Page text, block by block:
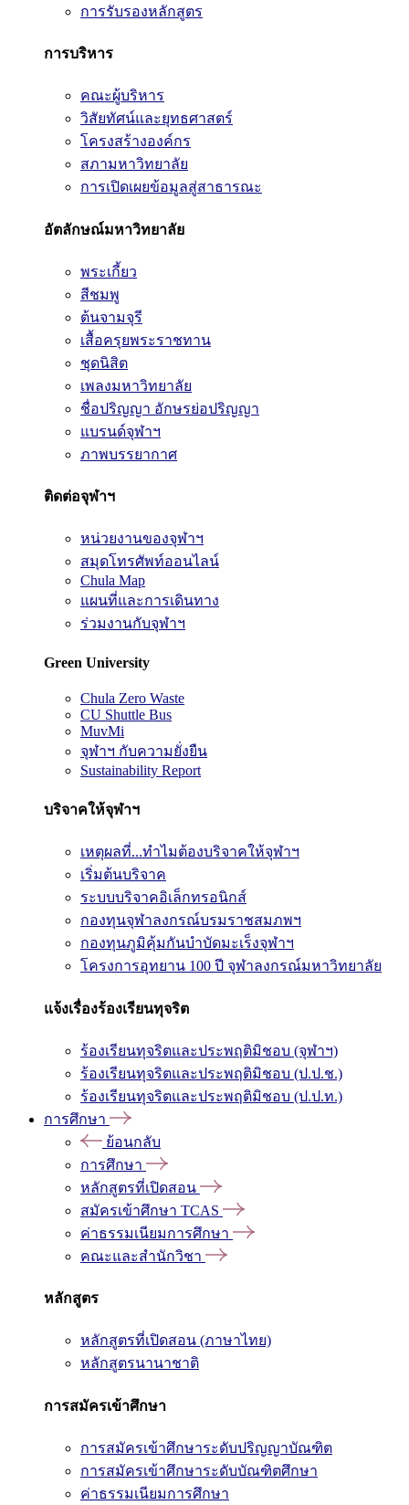
การรับรองหลักสูตร
การบริหาร
คณะผู้บริหาร
วิสัยทัศน์และยุทธศาสตร์
โครงสร้างองค์กร
สภามหาวิทยาลัย
การเปิดเผยข้อมูลสู่สาธารณะ
อัตลักษณ์มหาวิทยาลัย
พระเกี้ยว
สีชมพู
ต้นจามจุรี
เสื้อครุยพระราชทาน
ชุดนิสิต
เพลงมหาวิทยาลัย
ชื่อปริญญา อักษรย่อปริญญา
แบรนด์จุฬาฯ
ภาพบรรยากาศ
ติดต่อจุฬาฯ
หน่วยงานของจุฬาฯ
สมุดโทรศัพท์ออนไลน์
Chula Map
แผนที่และการเดินทาง
ร่วมงานกับจุฬาฯ
Green University
Chula Zero Waste
CU Shuttle Bus
MuvMi
จุฬาฯ กับความยั่งยืน
Sustainability Report
บริจาคให้จุฬาฯ
เหตุผลที่...ทำไมต้องบริจาคให้จุฬาฯ
เริ่มต้นบริจาค
ระบบบริจาคอิเล็กทรอนิกส์
กองทุนจุฬาลงกรณ์บรมราชสมภพฯ
กองทุนภูมิคุ้มกันบำบัดมะเร็งจุฬาฯ
โครงการอุทยาน 100 ปี จุฬาลงกรณ์มหาวิทยาลัย
แจ้งเรื่องร้องเรียนทุจริต
ร้องเรียนทุจริตและประพฤติมิชอบ (จุฬาฯ)
ร้องเรียนทุจริตและประพฤติมิชอบ (ป.ป.ช.)
ร้องเรียนทุจริตและประพฤติมิชอบ (ป.ป.ท.)
การศึกษา
ย้อนกลับ
การศึกษา
หลักสูตรที่เปิดสอน
สมัครเข้าศึกษา TCAS
ค่าธรรมเนียมการศึกษา
คณะและสำนักวิชา
หลักสูตร
หลักสูตรที่เปิดสอน (ภาษาไทย)
หลักสูตรนานาชาติ
การสมัครเข้าศึกษา
การสมัครเข้าศึกษาระดับปริญญาบัณฑิต
การสมัครเข้าศึกษาระดับบัณฑิตศึกษา
ค่าธรรมเนียมการศึกษา